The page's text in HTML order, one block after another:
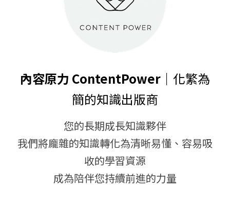
內容原力 ContentPower｜ 化繁為
簡的知識出版商
您的長期成長知識夥伴
我們將龐雜的知識轉化為清晰易懂、容易吸
收的學習資源
成為陪伴您持續前進的力量